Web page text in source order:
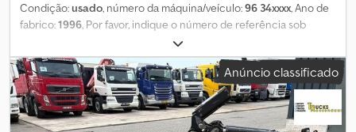
Condição:usado, número da máquina/veículo:96 34xxxx, Ano de
fabrico:1996, Por favor, indique o número de referência sob
consulta: 22782 Especificações: Ano de fabrico: 1996 Não
certificado Diagrama do guindaste Controlo remoto Consola do
guindaste Garra Dwodpszqmi Rsfx Abzsa Pés de apoio Garra
adicional disponível mediante custo extra Disponível para
entrega imediata Peso próprio: 11 Modelo: 1150 Kran m/ Grabb. =
Mais informações = Finalidade: Transporte de mercadorias Para
Anúncio classificado